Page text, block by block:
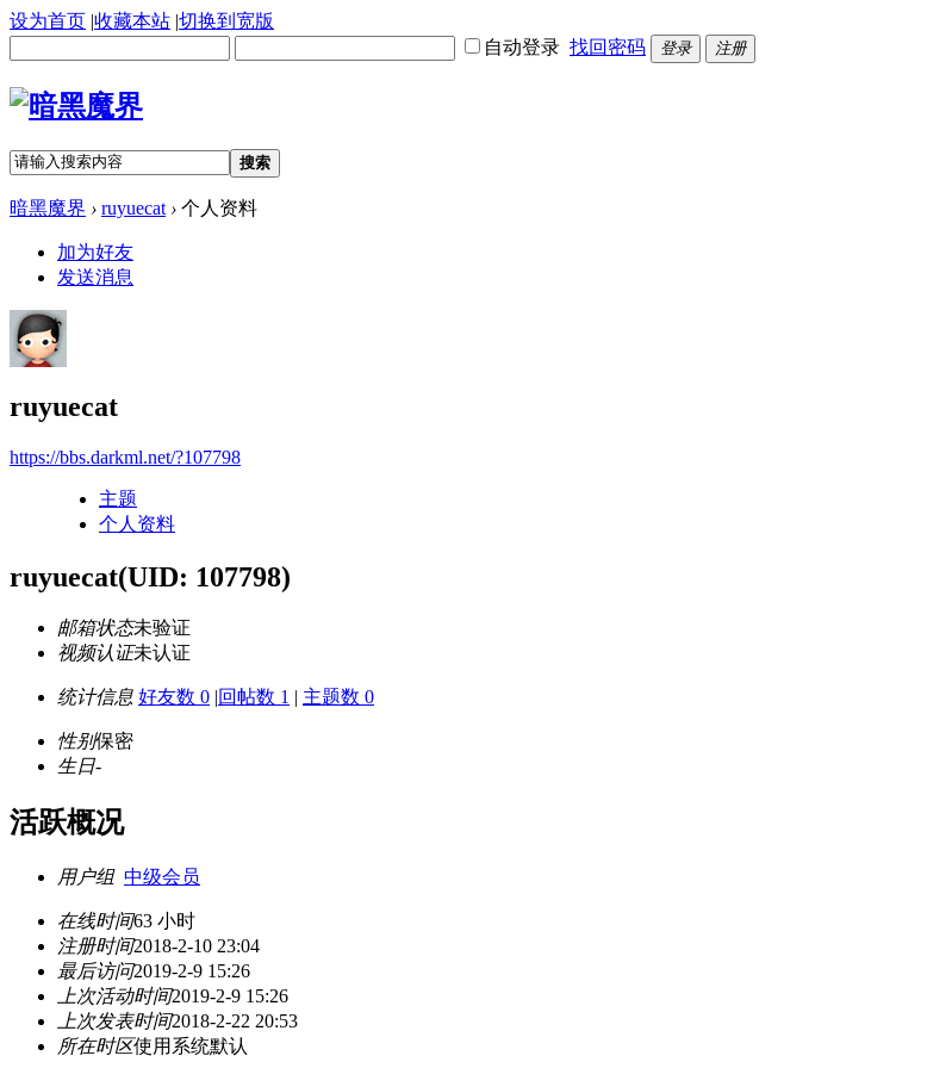
设为首页 |收藏本站 |切换到宽版
自动登录 找回密码 登录 注册
搜索
暗黑魔界 › ruyuecat › 个人资料
加为好友
发送消息
ruyuecat
https://bbs.darkml.net/?107798
主题
个人资料
ruyuecat(UID: 107798)
邮箱状态未验证
视频认证未认证
统计信息 好友数 0 |回帖数 1 | 主题数 0
性别保密
生日-
活跃概况
用户组 中级会员
在线时间63 小时
注册时间2018-2-10 23:04
最后访问2019-2-9 15:26
上次活动时间2019-2-9 15:26
上次发表时间2018-2-22 20:53
所在时区使用系统默认